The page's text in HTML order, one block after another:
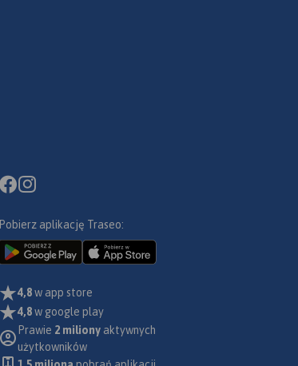
Pobierz aplikację Traseo:
4,8w app store
4,8w google play
Prawie 2 miliony aktywnych
użytkowników